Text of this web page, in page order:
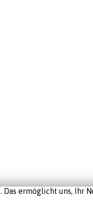
Das ermöglicht uns,